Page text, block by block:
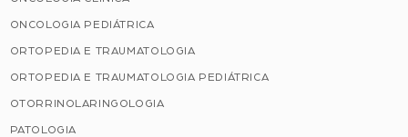
ONCOLOGIA PEDIÁTRICA
ORTOPEDIA E TRAUMATOLOGIA
ORTOPEDIA E TRAUMATOLOGIA PEDIÁTRICA
OTORRINOLARINGOLOGIA
PATOLOGIA